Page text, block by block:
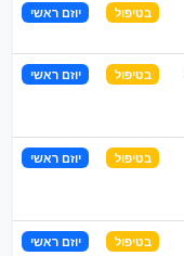
בטיפול יוזם ראשי
בטיפול יוזם ראשי
בטיפול יוזם ראשי
בטיפול יוזם ראשי